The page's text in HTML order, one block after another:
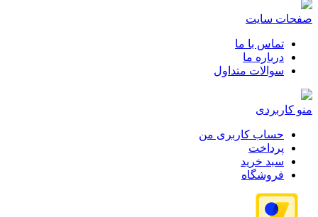
صفحات سایت
تماس با ما
درباره ما
سوالات متداول
منو کاربردی
حساب کاربری من
پرداخت
سبد خرید
فروشگاه